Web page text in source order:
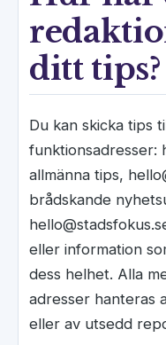
ditt tips?
Du kan skicka tips
funktionsadresser:
allmänna tips,
brådskande
eller information
dess helhet. Alla
adresser hanteras
eller av utsedd